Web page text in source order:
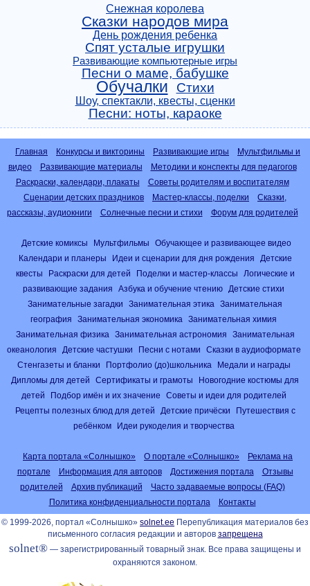
Снежная королева
Сказки народов мира
День рождения ребенка
Спят усталые игрушки
Развивающие компьютерные игры
Песни о маме, бабушке
Обучалки Стихи
Шоу, спектакли, квесты, сценки
Песни: ноты, караоке
Главная Конкурсы и викторины Развивающие игры
Мультфильмы и
видео
Развивающие материалы
Методики и конспекты для педагогов
Раскраски, календари, плакаты
Советы родителям и воспитателям
Сценарии детских праздников
Мастер-классы, поделки
Сказки,
рассказы, аудиокниги
Солнечные песни и стихи Форум для родителей
Детские комиксы Мультфильмы
Обучающее и развивающее видео
Календари и планеры
Идеи и сценарии для дня рождения
Детские
квесты
Раскраски для детей Поделки и мастер-классы
Логические и
развивающие задания
Азбука и обучение чтению
Детские стихи
Занимательные загадки
Занимательная этика
Занимательная
география
Занимательная экономика
Занимательная химия
Занимательная физика
Занимательная астрономия
Занимательная
океанология
Детские частушки Песни с нотами
Сказки в аудиоформате
Стенгазеты и бланки
Портфолио (до)школьника
Медали и награды
Дипломы для детей
Сертификаты и грамоты
Новогодние костюмы для
детей
Подбор имён и их значение
Советы и идеи для родителей
Рецепты полезных блюд для детей
Детские причёски
Путешествия с
ребёнком
Идеи рукоделия и творчества
Карта портала «Солнышко» О портале «Солнышко»
Реклама на
портале
Информация для авторов Достижения портала
Отзывы
родителей
Архив публикаций
Часто задаваемые вопросы (FAQ)
Политика конфиденциальности портала
Контакты
© 1999-2026, портал «Солнышко» solnet.ee Перепубликация материалов без
письменного согласия редакции и авторов запрещена
solnet® — зарегистрированный товарный знак. Все права защищены и
охраняются законом.